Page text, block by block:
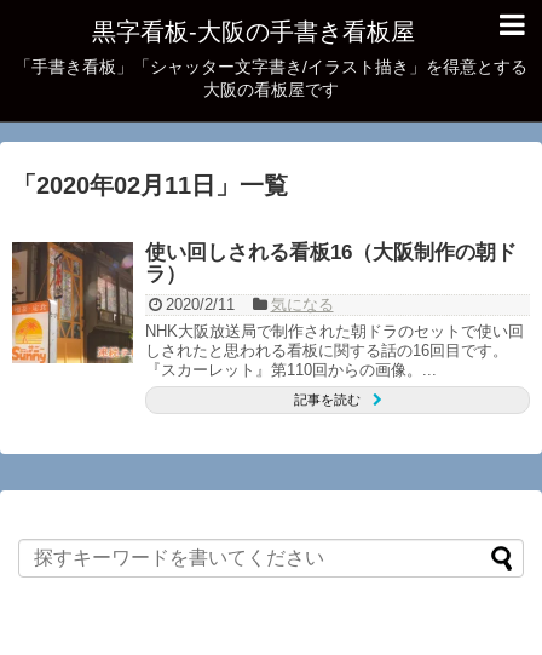
黒字看板‐大阪の手書き看板屋
「手書き看板」「シャッター文字書き/イラスト描き」を得意とする
大阪の看板屋です
「 2020年02月11日 」 一覧
使い回しされる看板16（大阪制作の朝ド
ラ）
2020/2/11
気になる
NHK大阪放送局で制作された朝ドラのセットで使い回
しされたと思われる看板に関する話の16回目です。
『スカーレット』第110回からの画像。...
記事を読む